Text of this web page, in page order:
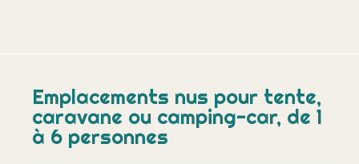
Emplacements nus pour tente,
caravane ou camping-car, de 1
à 6 personnes